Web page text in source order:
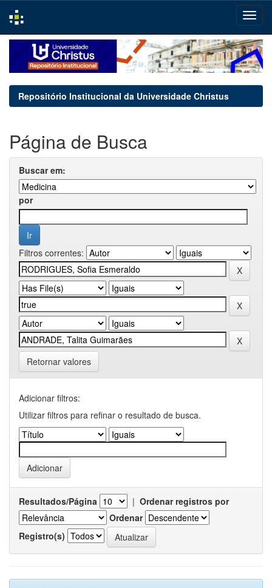
navigation
Repositório Institucional da Universidade Christus
Página de Busca
Buscar em:
por
Filtros correntes:
Retornar valores
Adicionar filtros:
Utilizar filtros para refinar o resultado de busca.
Resultados/Página | Ordenar registros por
Ordenar
Registro(s)